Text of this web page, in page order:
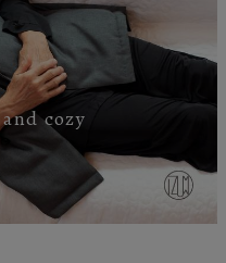
and cozy